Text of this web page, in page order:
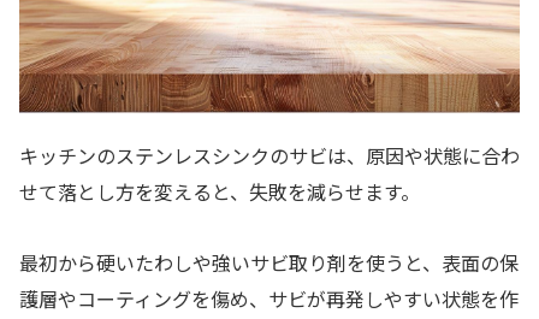
キッチンのステンレスシンクのサビは、原因や状態に合わ
せて落とし方を変えると、失敗を減らせます。
最初から硬いたわしや強いサビ取り剤を使うと、表面の保
護層やコーティングを傷め、サビが再発しやすい状態を作